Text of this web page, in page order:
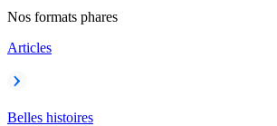
Nos formats phares
Articles
Belles histoires